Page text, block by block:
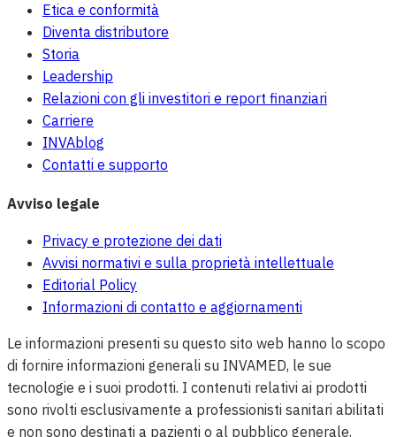
Etica e conformità
Diventa distributore
Storia
Leadership
Relazioni con gli investitori e report finanziari
Carriere
INVAblog
Contatti e supporto
Avviso legale
Privacy e protezione dei dati
Avvisi normativi e sulla proprietà intellettuale
Editorial Policy
Informazioni di contatto e aggiornamenti
Le informazioni presenti su questo sito web hanno lo scopo
di fornire informazioni generali su INVAMED, le sue
tecnologie e i suoi prodotti. I contenuti relativi ai prodotti
sono rivolti esclusivamente a professionisti sanitari abilitati
e non sono destinati a pazienti o al pubblico generale.